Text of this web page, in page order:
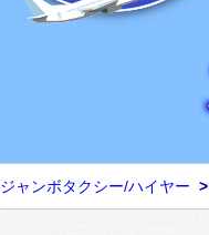
ャンボタクシー/ハイヤー >